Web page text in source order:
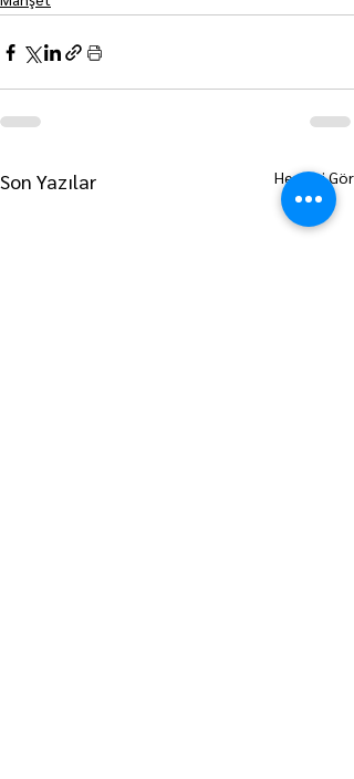
Son Yazılar Hepsini Gör